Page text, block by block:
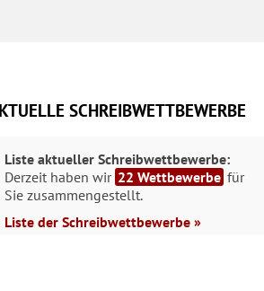
SCHREIBWETTBEWERBE
Liste aktueller Schreibwettbewerbe:
Derzeit haben wir 22 Wettbewerbe für
Sie zusammengestellt.
Liste der Schreibwettbewerbe »